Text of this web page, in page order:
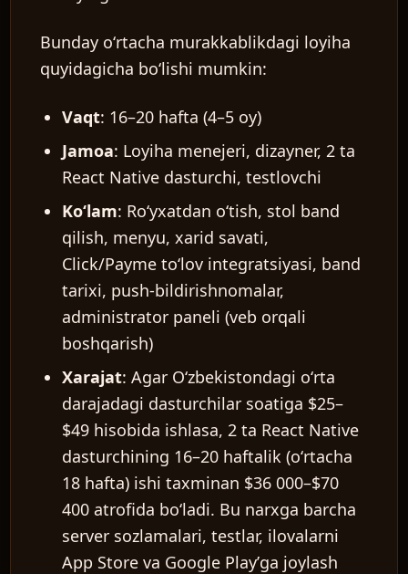
Bunday oʻrtacha murakkablikdagi loyiha
quyidagicha boʻlishi mumkin:
Vaqt: 16–20 hafta (4–5 oy)
Jamoa: Loyiha menejeri, dizayner, 2 ta
React Native dasturchi, testlovchi
Koʻlam: Roʻyxatdan oʻtish, stol band
qilish, menyu, xarid savati,
Click/Payme toʻlov integratsiyasi, band
tarixi, push-bildirishnomalar,
administrator paneli (veb orqali
boshqarish)
Xarajat: Agar Oʻzbekistondagi oʻrta
darajadagi dasturchilar soatiga $25–
$49 hisobida ishlasa, 2 ta React Native
dasturchining 16–20 haftalik (oʻrtacha
18 hafta) ishi taxminan $36 000–$70
400 atrofida boʻladi. Bu narxga barcha
server sozlamalari, testlar, ilovalarni
App Store va Google Playʼga joylash